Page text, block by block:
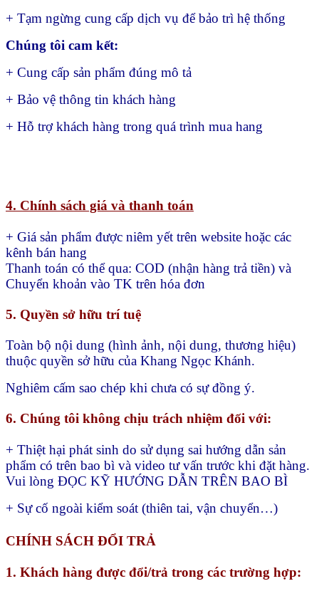
+ Tạm ngừng cung cấp dịch vụ để bảo trì hệ thống
Chúng tôi cam kết:
+ Cung cấp sản phẩm đúng mô tả
+ Bảo vệ thông tin khách hàng
+ Hỗ trợ khách hàng trong quá trình mua hang
4. Chính sách giá và thanh toán
+ Giá sản phẩm được niêm yết trên website hoặc các
kênh bán hang
Thanh toán có thể qua: COD (nhận hàng trả tiền) và
Chuyển khoản vào TK trên hóa đơn
5. Quyền sở hữu trí tuệ
Toàn bộ nội dung (hình ảnh, nội dung, thương hiệu)
thuộc quyền sở hữu của Khang Ngọc Khánh.
Nghiêm cấm sao chép khi chưa có sự đồng ý.
6. Chúng tôi không chịu trách nhiệm đối với:
+ Thiệt hại phát sinh do sử dụng sai hướng dẫn sản
phẩm có trên bao bì và video tư vấn trước khi đặt hàng.
Vui lòng ĐỌC KỸ HƯỚNG DẪN TRÊN BAO BÌ
+ Sự cố ngoài kiểm soát (thiên tai, vận chuyển…)
CHÍNH SÁCH ĐỔI TRẢ
1. Khách hàng được đổi/trả trong các trường hợp: